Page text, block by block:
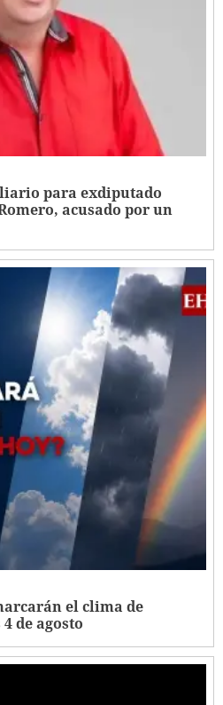
para exdiputado
acusado por un
el clima de
de agosto